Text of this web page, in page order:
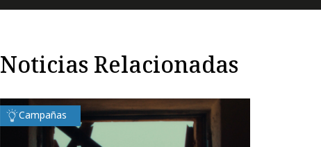
Noticias Relacionadas
Campañas